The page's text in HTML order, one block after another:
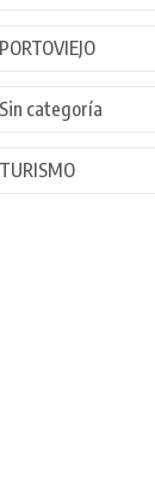
PORTOVIEJO
Sin categoría
TURISMO